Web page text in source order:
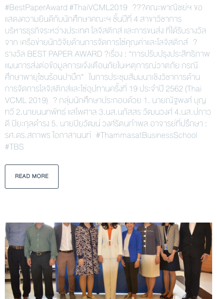
#BestPaperAward #ThaiVCML2019 ???คณะพาณิชย์ฯ ขอ
แสดงความยินดีกับนักศึกษาคณะฯ ชั้นปีที่ 4 สาขาวิชาการ
บริหารธุรกิจระหว่างประเทศ โลจิสติกส์ และการขนส่ง ที่ได้รับรางวัล
จาก เครือข่ายนักวิจัยด้านการจัดการโซ่คุณค่าและโลจิสติกส์ ?
รางวัล BEST PAPER AWARD ?เรื่อง : “การปรับปรุงประสิทธิภาพ
แผนการส่งต่อข้อมูลการแจ้งเตือนภัยในเหตุการณ์วาตภัย กรณี
ศึกษาพายุโซนร้อนปาบึก” ในการประชุมสัมมนาเชิงวิชาการด้าน
การจัดการโลจิสติกส์และโซ่อุปทานครั้งที่ 19 ประจำปี 2562 (Thai
VCML 2019) ? กลุ่มนักศึกษาประกอบด้วย 1. นายณัฐพงศ์ บุญ
ทวี 2.นายนนทพัทธ์ แสไพศาล 3.นส.นภัสสร วัฒนวงศ์ 4.นส.ปภาว
ดี ปิยะกุลดำรง 5. นายปิยวัฒน์ วงศ์รัตนกำพล อาจารย์ที่ปรึกษา :
รศ.ดร.สถาพร โอภาสานนท์ #ThammasatBusinessSchool
#TBS
READ MORE